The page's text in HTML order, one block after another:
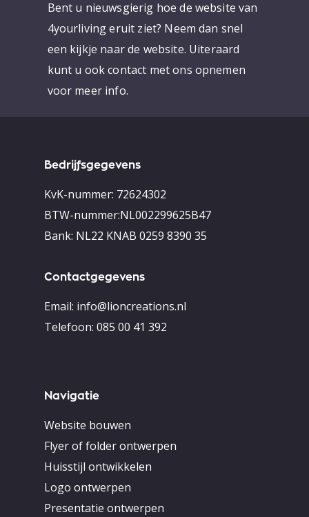
Bent u nieuwsgierig hoe de website van
4yourliving eruit ziet? Neem dan snel
een kijkje naar de website. Uiteraard
kunt u ook contact met ons opnemen
voor meer info.
Bedrijfsgegevens
KvK-nummer: 72624302
BTW-nummer:NL002299625B47
Bank: NL22 KNAB 0259 8390 35
Contactgegevens
Email: info@lioncreations.nl
Telefoon: 085 00 41 392
Navigatie
Website bouwen
Flyer of folder ontwerpen
Huisstijl ontwikkelen
Logo ontwerpen
Presentatie ontwerpen